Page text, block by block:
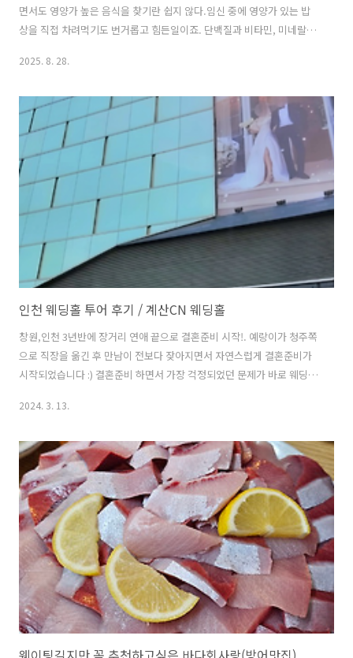
면서도 영양가 높은 음식을 찾기란 쉽지 않다.임신 중에 영양가 있는 밥
상을 직접 차려먹기도 번거롭고 힘든일이죠. 단백질과 비타민, 미네랄이
고 맛있게 만드는 방법, 효능 등 알려드리려고 합니다. 쿠쿠밥솥으로 구
의 단백질을 풍부하게 공급합니다. 이는 태아의 건강한 세포 및 조직 성
장에 필요한 핵심 영양소입니다. 특히 구운계란에 포함된 필수 아미노산
은 산모와 태아의 전반적인 건강 유지에 크게 기여합니다. # 구운계란은
비타민 D🌞의 좋은 공급원입니다. 이 비타민은 태아의 튼튼한 뼈와 치아
발달에 ..
2025. 8. 28.
인천 웨딩홀 투어 후기 / 계산CN 웨딩홀
창원,인천 3년반에 장거리 연애 끝으로 결혼준비 시작!. 예랑이가 청주쪽
으로 직장을 옮긴 후 만남이 전보다 잦아지면서 자연스럽게 결혼준비가
시작되었습니다 :) 결혼준비 하면서 가장 걱정되었던 문제가 바로 웨딩
나로 인해 웨딩홀이 많이 없어지고 코로나가 가라앉은 요즘 웨딩홀 예약
고 급하게 웨딩홀 투어일정을 잡고 여러곳을 투어하다가 가장 메리트가
있었던 웨딩홀로 계약을 진행하였습니다🤭 인천 웨딩홀 추천 CN 웨딩홀
계산점 교통편 >> 계산역 1번출구에서 3분거리 장거리커플이여서 창원
에서 올라오시는 분들을 고려해 교통,주차를 1순위로 생각했던 글쓴이..
웨딩홀을 선택하기전에 주변..
2024. 3. 13.